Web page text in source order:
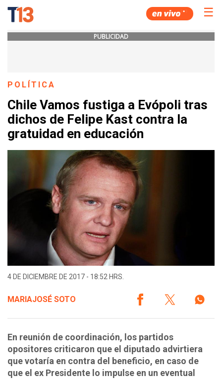
☰
PUBLICIDAD
POLÍTICA
Chile Vamos fustiga a Evópoli tras
dichos de Felipe Kast contra la
gratuidad en educación
4 DE DICIEMBRE DE 2017 - 18:52 HRS.
MARIAJOSÉ SOTO
En reunión de coordinación, los partidos
opositores criticaron que el diputado advirtiera
que votaría en contra del beneficio, en caso de
que el ex Presidente lo impulse en un eventual